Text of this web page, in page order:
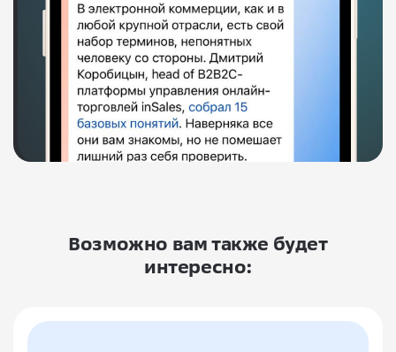
Возможно вам также будет
интересно: